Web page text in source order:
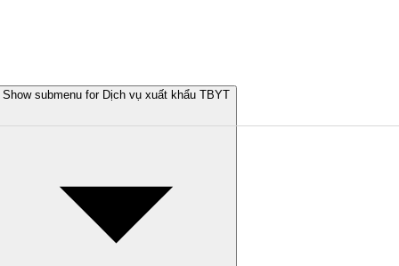
Show submenu for Dịch vụ xuất khẩu TBYT